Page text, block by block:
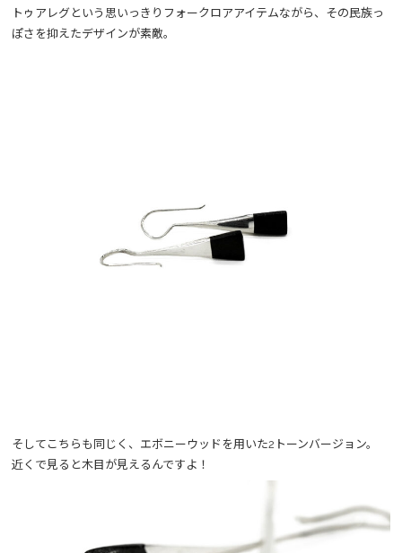
トゥアレグという思いっきりフォークロアアイテムながら、その民族っ
ぽさを抑えたデザインが素敵。
そしてこちらも同じく、エボニーウッドを用いた2トーンバージョン。
近くで見ると木目が見えるんですよ！